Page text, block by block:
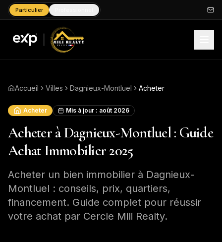
Particulier
Accueil Villes Dagnieux-Montluel Acheter
Acheter Mis à jour : août 2026
Acheter à Dagnieux-Montluel : Guide
Achat Immobilier 2025
Acheter un bien immobilier à Dagnieux-
Montluel : conseils, prix, quartiers,
financement. Guide complet pour réussir
votre achat par Cercle Mili Realty.